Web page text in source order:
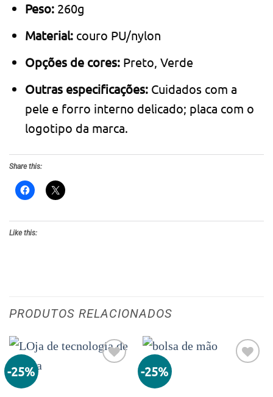
Peso: 260g
Material: couro PU/nylon
Opções de cores: Preto, Verde
Outras especificações: Cuidados com a
pele e forro interno delicado; placa com o
logotipo da marca.
Share this:
Like this:
PRODUTOS RELACIONADOS
-25% -25%